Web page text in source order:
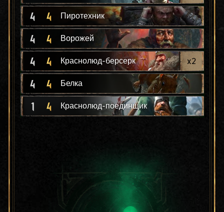
4 4 Пиротехник
4 4 Ворожей
4 4 Краснолюд-берсерк x2
4 4 Белка
1 4 Краснолюд-поединщик